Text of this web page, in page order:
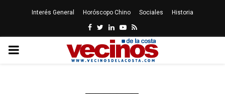
Interés General Horóscopo Chino Sociales Historia
Facebook
Twitter
LinkedinYoutube
Rss
PRIMARY